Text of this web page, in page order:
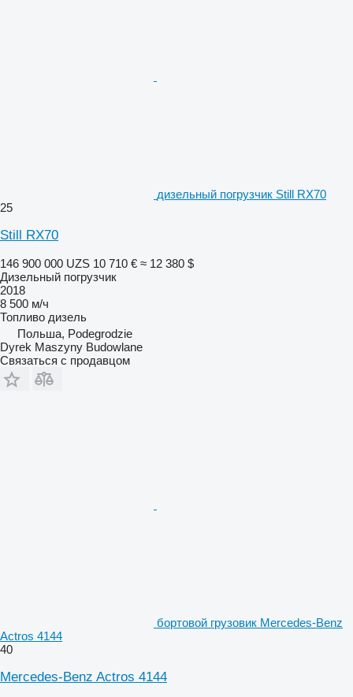
дизельный погрузчик Still RX70
25
Still RX70
146 900 000 UZS 10 710 € ≈ 12 380 $
Дизельный погрузчик
2018
8 500 м/ч
Топливо дизель
Польша, Podegrodzie
Dyrek Maszyny Budowlane
Связаться с продавцом
бортовой грузовик Mercedes-Benz
Actros 4144
40
Mercedes-Benz Actros 4144